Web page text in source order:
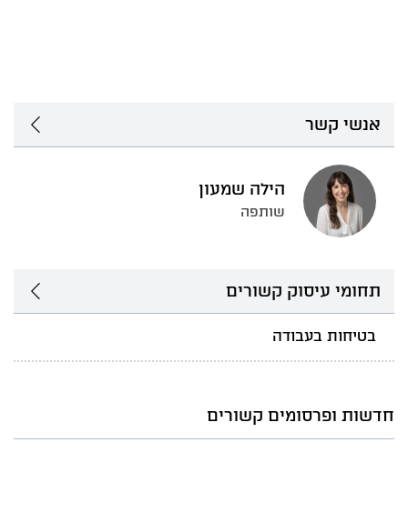
אנשי קשר
הילה שמעון
שותפה
תחומי עיסוק קשורים
בטיחות בעבודה
חדשות ופרסומים קשורים